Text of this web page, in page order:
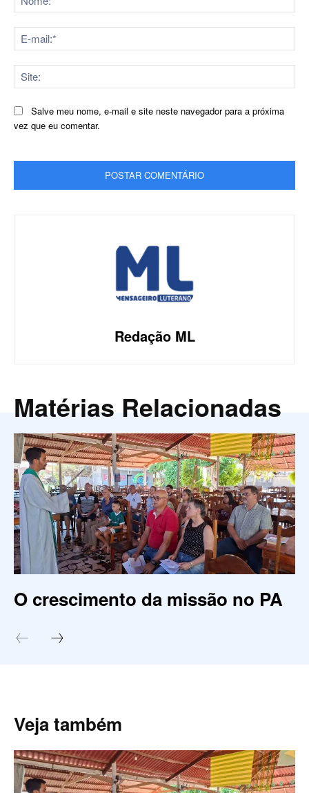
Salve meu nome, e-mail e site neste navegador para a próxima
vez que eu comentar.
Redação ML
Matérias Relacionadas
O crescimento da missão no PA
Veja também